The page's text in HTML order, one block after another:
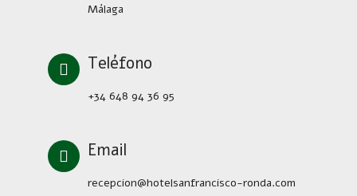
Málaga
Teléfono
+34 648 94 36 95
Email
recepcion@hotelsanfrancisco-ronda.com